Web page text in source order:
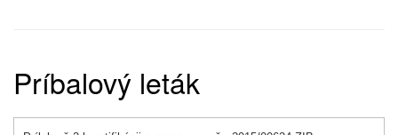
Príbalový leták